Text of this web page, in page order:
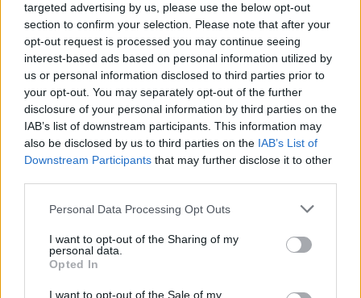
targeted advertising by us, please use the below opt-out
section to confirm your selection. Please note that after your
opt-out request is processed you may continue seeing
interest-based ads based on personal information utilized by
us or personal information disclosed to third parties prior to
your opt-out. You may separately opt-out of the further
disclosure of your personal information by third parties on the
IAB’s list of downstream participants. This information may
also be disclosed by us to third parties on the IAB’s List of
Downstream Participants that may further disclose it to other
Please note that this website/app uses one or more Google
not limited to your visit or usage behaviour. You may click to
grant or deny consent to Google and its third-party tags to
use your data for below specified purposes in below Google
consent section.
Personal Data Processing Opt Outs
I want to opt-out of the Sharing of my
personal data.
Opted In
I want to opt-out of the Sale of my
08. 07.
HA EZT ÉRZED EVÉS UTÁN, A
SZERVEZETED FONTOS DOLOGRA
PRÓBÁL FIGYELMEZTETNI
Figyelj a jelekre!
08. 06.
ORVOS FIGYELMEZTET: EZT
AZ APRÓ REGGELI TÜNETET NE
SÖPÖRD A SZŐNYEG ALÁ
Fontos!
08. 05.
EZÉRT PÁRÁSODIK BE
A MEGOLDÁS, MINT GONDOLNÁD